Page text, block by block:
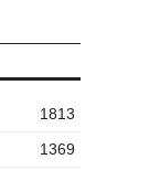
1813
1369